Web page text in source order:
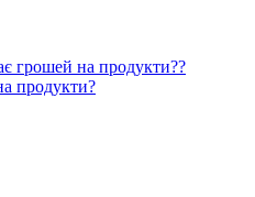
грошей на продукти??
продукти?